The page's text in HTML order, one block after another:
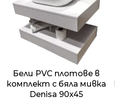
Бели PVC плотове в
комплект с бяла мивка
Denisa 90x45